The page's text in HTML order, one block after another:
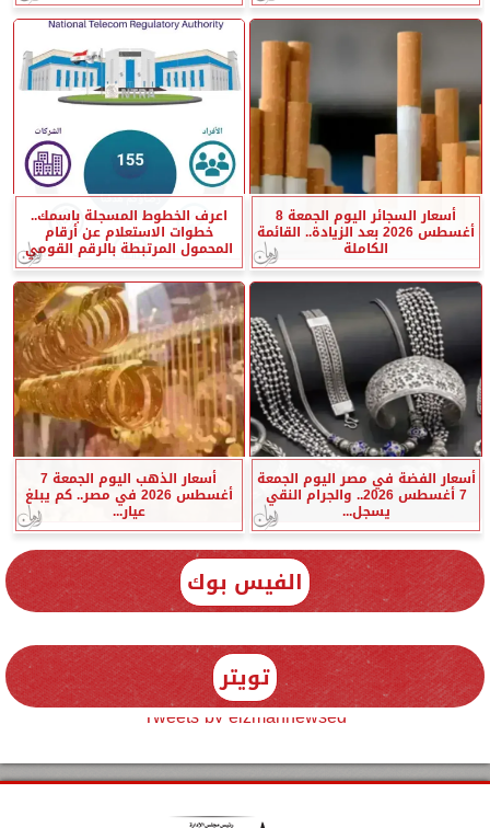
أسعار السجائر اليوم الجمعة 8
أغسطس 2026 بعد الزيادة.. القائمة
الكاملة
اعرف الخطوط المسجلة باسمك..
خطوات الاستعلام عن أرقام
المحمول المرتبطة بالرقم القومي
أسعار الفضة في مصر اليوم الجمعة
7 أغسطس 2026.. والجرام النقي
يسجل...
أسعار الذهب اليوم الجمعة 7
أغسطس 2026 في مصر.. كم يبلغ
عيار...
الفيس بوك
تويتر
Tweets by elzmannewseg